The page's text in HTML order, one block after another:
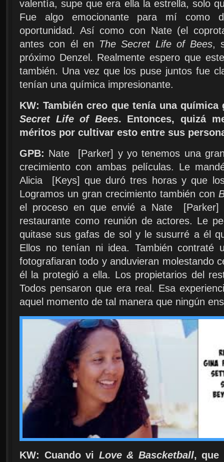
valentía, supe que era ella la estrella, solo
Fue algo emocionante para mí como
oportunidad. Así como con Nate (el
antes con él en The Secret Life of Bees,
próximo Denzel. Realmente espero que
también. Una vez que los puse juntos fue
tenían una química impresionante.
KW: También creo que tenía una
Secret Life of Bees. Entonces, quizá
méritos por cultivar esto entre sus
GPB: Nate [Parker] y yo tenemos una
crecimiento con ambas películas. Le
Alicia
[Keys] que duró tres horas y que
Logramos un gran crecimiento también con
el proceso en que envié a Nate
[Parker]
restaurante como reunión de actores. Le
quitase sus gafas de sol y le susurré a él
Ellos no tenían ni idea. También contraté
fotografiaran todo y anduvieran molestando
él la protegió a ella. Los propietarios del
Todos pensaron que era real. Esa
aquel momento de tal manera que ningún
KW: Cuando vi Love & Bascketball, que